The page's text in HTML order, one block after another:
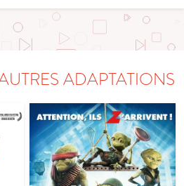
ADAPTATIONS